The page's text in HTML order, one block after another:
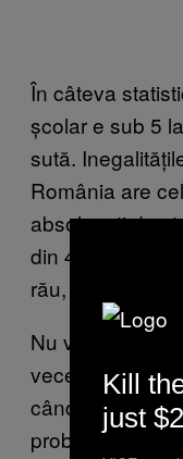
În câteva
școlar e sub 5
sută.
România are
absolvenți de
din 4 dintre cei
rău, doar 8 din
Nu vreau să-ți
veceul din
când fostul
problema e
Kill
just